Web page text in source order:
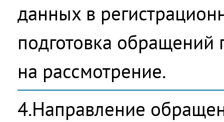
данных в
подготовка обращений
на рассмотрение.
4.Направление